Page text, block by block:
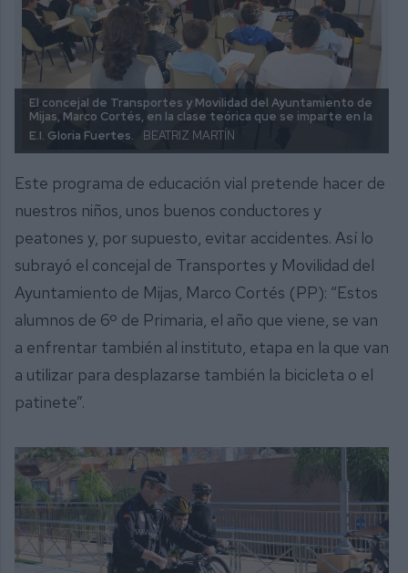
El concejal de Transportes y Movilidad del Ayuntamiento de
Mijas, Marco Cortés, en la clase teórica que se imparte en la
E.I. Gloria Fuertes.
BEATRIZ MARTÍN
Este programa de educación vial pretende hacer de
nuestros niños, unos buenos conductores y
peatones y, por supuesto, evitar accidentes. Así lo
subrayó el concejal de Transportes y Movilidad del
Ayuntamiento de Mijas, Marco Cortés (PP): “Estos
alumnos de 6º de Primaria, el año que viene, se van
a enfrentar también al instituto, etapa en la que van
a utilizar para desplazarse también la bicicleta o el
patinete”.